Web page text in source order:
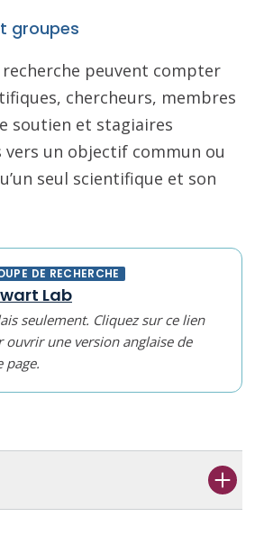
groupes
recherche peuvent compter
chercheurs, membres
soutien et stagiaires
un objectif commun ou
seul scientifique et son
DE RECHERCHE
Lab
seulement. Cliquez sur ce lien
ouvrir une version anglaise de
page.